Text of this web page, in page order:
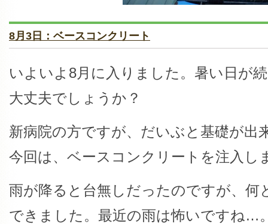
8月3日：ベースコンクリート
いよいよ8月に入りました。暑い日が
大丈夫でしょうか？
新病院の方ですが、だいぶと基礎が出
今回は、ベースコンクリートを注入し
雨が降ると台無しだったのですが、何
できました。最近の雨は怖いですね…